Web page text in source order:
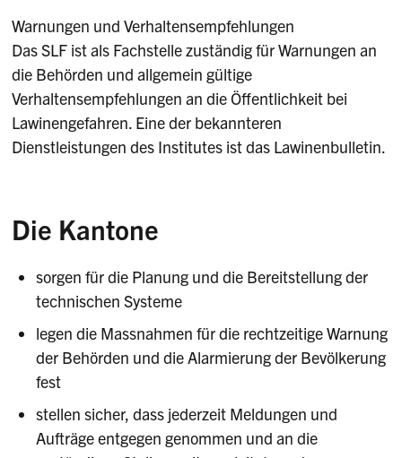
Warnungen und Verhaltensempfehlungen
Das SLF ist als Fachstelle zuständig für Warnungen an
die Behörden und allgemein gültige
Verhaltensempfehlungen an die Öffentlichkeit bei
Lawinengefahren. Eine der bekannteren
Dienstleistungen des Institutes ist das Lawinenbulletin.
Die Kantone
sorgen für die Planung und die Bereitstellung der
technischen Systeme
legen die Massnahmen für die rechtzeitige Warnung
der Behörden und die Alarmierung der Bevölkerung
fest
stellen sicher, dass jederzeit Meldungen und
Aufträge entgegen genommen und an die